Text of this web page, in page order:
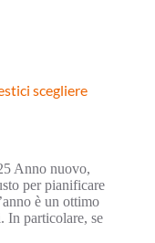
scegliere
Anno nuovo,
per pianificare
è un ottimo
In particolare, se